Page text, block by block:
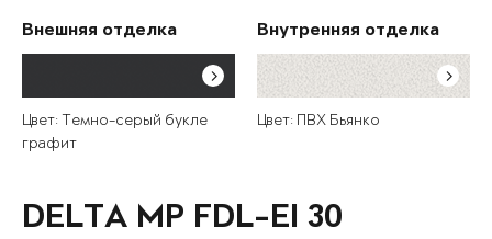
Внешняя отделка
Цвет: Темно-серый букле
графит
Внутренняя отделка
Цвет: ПВХ Бьянко
DELTA MP FDL-EI 30